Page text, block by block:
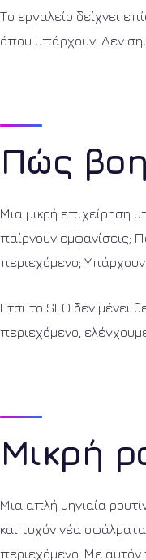
Το εργαλείο δείχνει
όπου υπάρχουν. Δεν
Πώς
Μια μικρή επιχείρηση
παίρνουν εμφανίσεις;
περιεχόμενο; Υπάρχουν
Έτσι το SEO δεν μένει
περιεχόμενο,
Μικρή
Μια απλή μηνιαία
και τυχόν νέα
περιεχόμενο. Με αυτόν